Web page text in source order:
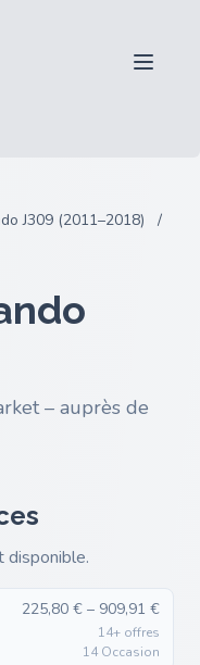
J309 (2011–2018)
/
– auprès de
disponible.
225,80 € – 909,91 €
14+ offres
14 Occasion